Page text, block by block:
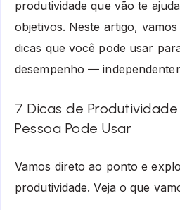
produtividade que vão te
objetivos. Neste artigo,
dicas que você pode usar
desempenho —
7 Dicas de
Pessoa Pode Usar
Vamos direto ao ponto e
produtividade. Veja o que